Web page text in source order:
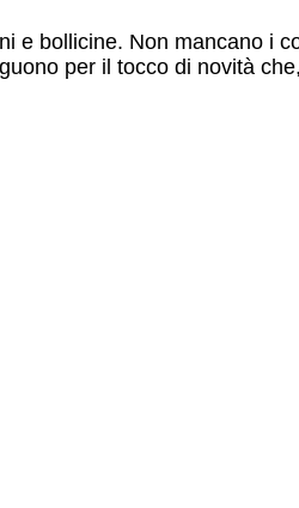
e bollicine. Non mancano i
per il tocco di novità